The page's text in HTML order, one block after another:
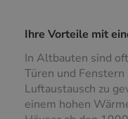
Ihre Vorteile mit
In Altbauten sind
Türen und
Luftaustausch zu
einem hohen